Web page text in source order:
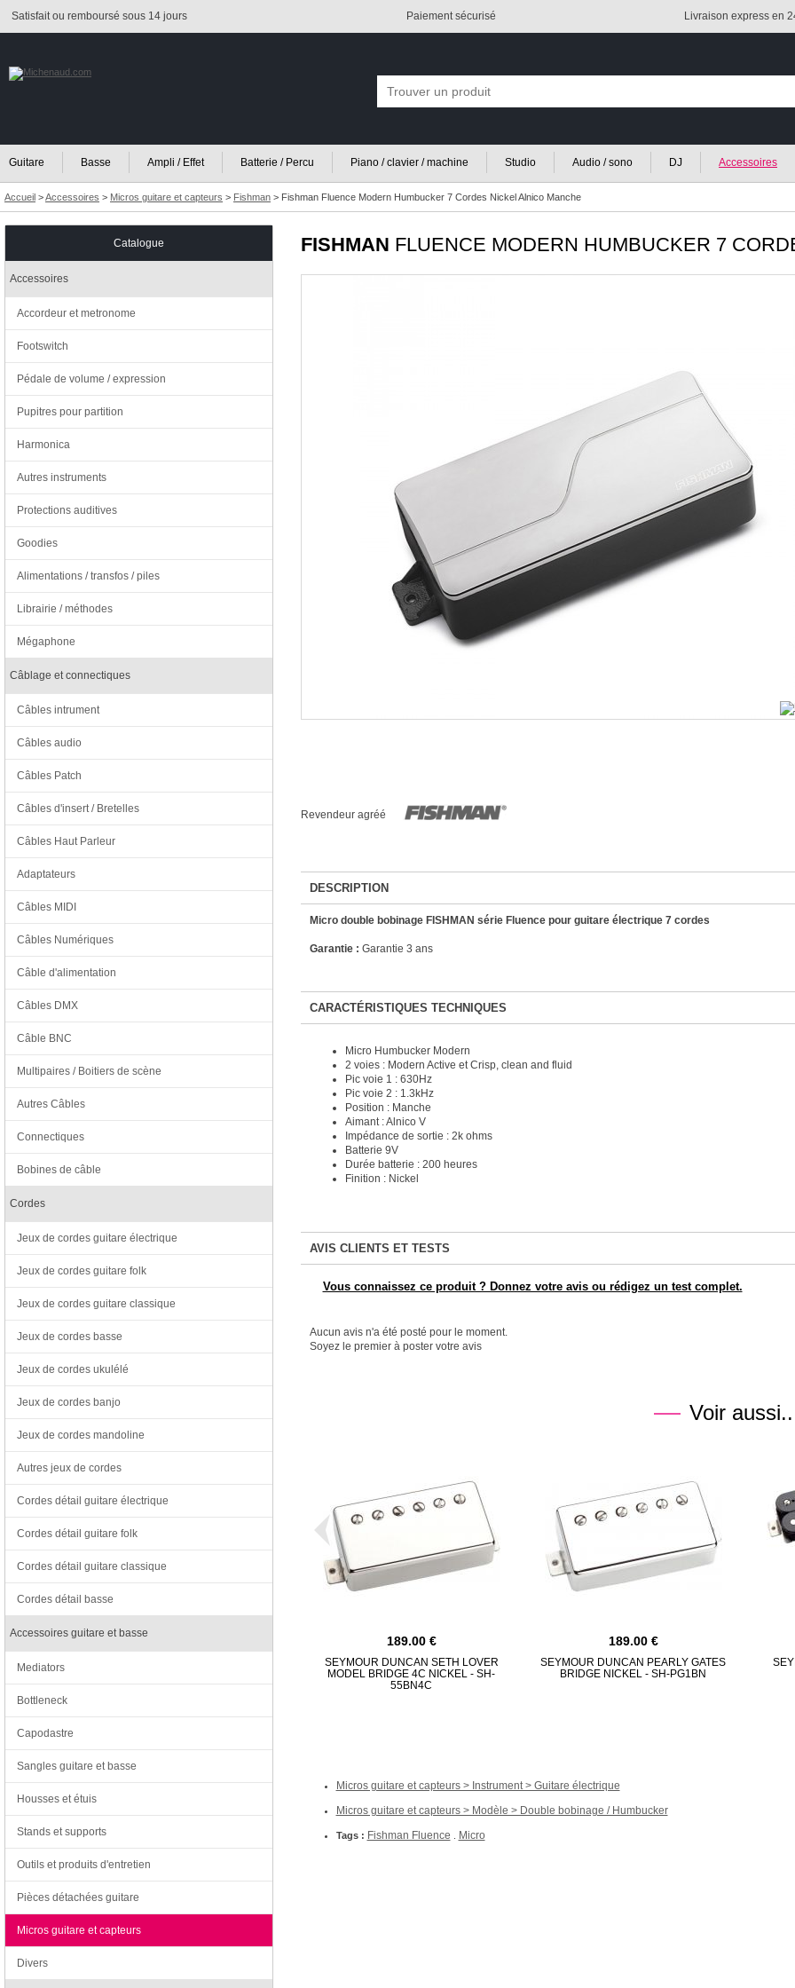
Satisfait ou remboursé sous 14 jours Paiement sécurisé Livraison express en
Guitare Basse Ampli / Effet Batterie / Percu Piano / clavier / machine Studio Audio / sono DJ Accessoires
Accueil >Accessoires > Micros guitare et capteurs > Fishman > Fishman Fluence Modern Humbucker 7 Cordes Nickel Alnico Manche
FISHMAN FLUENCE MODERN HUMBUCKER 7
Revendeur agréé
DESCRIPTION
Micro double bobinage FISHMAN série Fluence pour guitare électrique 7 cordes
Garantie : Garantie 3 ans
CARACTÉRISTIQUES TECHNIQUES
Micro Humbucker Modern
2 voies : Modern Active et Crisp, clean and fluid
Pic voie 1 : 630Hz
Pic voie 2 : 1.3kHz
Position : Manche
Aimant : Alnico V
Impédance de sortie : 2k ohms
Batterie 9V
Durée batterie : 200 heures
Finition : Nickel
AVIS CLIENTS ET TESTS
Vous connaissez ce produit ? Donnez votre avis ou rédigez un test complet.
Aucun avis n'a été posté pour le moment.
Soyez le premier à poster votre avis
Voir
189.00
SEYMOUR DUNCAN SETH LOVER
MODEL BRIDGE 4C NICKEL - SH-
55BN4C
189.00
SEYMOUR DUNCAN PEARLY GATES
BRIDGE NICKEL - SH-PG1BN
Micros guitare et capteurs > Instrument > Guitare électrique
Micros guitare et capteurs > Modèle > Double bobinage / Humbucker
Tags : Fishman Fluence . Micro
Catalogue
Accessoires
Accordeur et metronome
Footswitch
Pédale de volume / expression
Pupitres pour partition
Harmonica
Autres instruments
Protections auditives
Goodies
Alimentations / transfos / piles
Librairie / méthodes
Mégaphone
Câblage et connectiques
Câbles intrument
Câbles audio
Câbles Patch
Câbles d'insert / Bretelles
Câbles Haut Parleur
Adaptateurs
Câbles MIDI
Câbles Numériques
Câble d'alimentation
Câbles DMX
Câble BNC
Multipaires / Boitiers de scène
Autres Câbles
Connectiques
Bobines de câble
Cordes
Jeux de cordes guitare électrique
Jeux de cordes guitare folk
Jeux de cordes guitare classique
Jeux de cordes basse
Jeux de cordes ukulélé
Jeux de cordes banjo
Jeux de cordes mandoline
Autres jeux de cordes
Cordes détail guitare électrique
Cordes détail guitare folk
Cordes détail guitare classique
Cordes détail basse
Accessoires guitare et basse
Mediators
Bottleneck
Capodastre
Sangles guitare et basse
Housses et étuis
Stands et supports
Outils et produits d'entretien
Pièces détachées guitare
Micros guitare et capteurs
Divers